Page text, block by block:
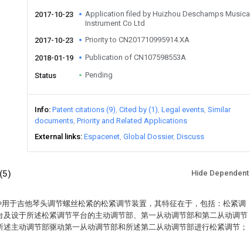
2017-10-23
Application filed by Huizhou Deschamps Musical
Instrument Co Ltd
2017-10-23
Priority to CN201710995914.XA
2018-01-19 Publication of CN107598553A
Status Pending
Info Patent citations (9) Cited by (1) Legal events Similar
documents Priority and Related Applications
External links Espacenet Global Dossier Discuss
(5) Hide Dependent
用于吉他琴头调节螺丝松紧的松紧调节装置，其特征在于，包括：松紧调
及设于所述松紧调节平台的主动调节部、第一从动调节部和第二从动调节
述主动调节部驱动第一从动调节部和所述第二从动调节部进行松紧调节；